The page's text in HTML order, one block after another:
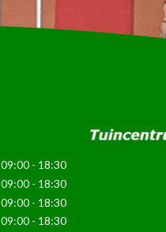
09:00 - 18:30
09:00 - 18:30
09:00 - 18:30
09:00 - 18:30